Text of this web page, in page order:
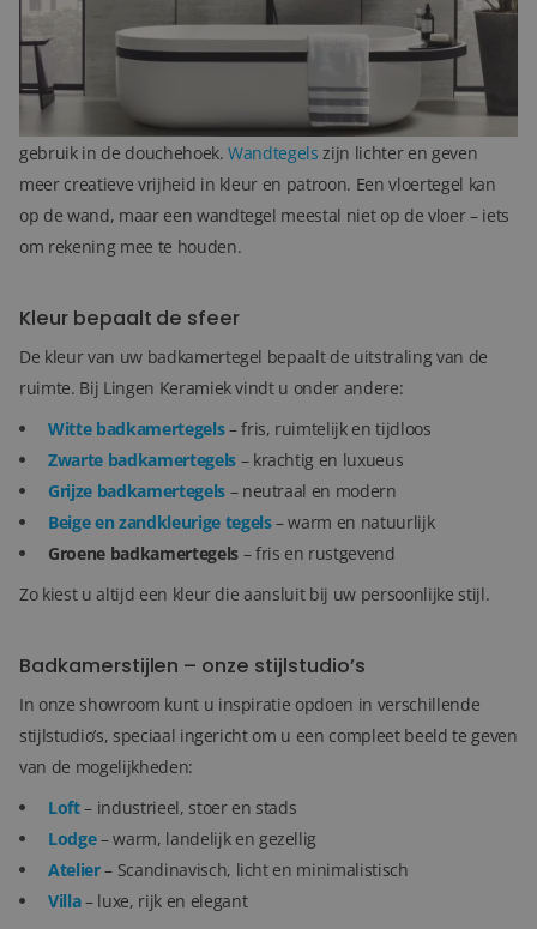
Wand- en vloertegels combineren
Een badkamertegel moet niet alleen mooi zijn, maar ook
Vloertegelszijn sterker en vaak slipvast, ideaal voor
gebruik in de douchehoek.Wandtegelszijn lichter en geven
meer creatieve vrijheid in kleur en patroon. Een vloertegel kan
op de wand, maar een wandtegel meestal niet op de vloer – iets
om rekening mee te houden.
Kleur bepaalt de sfeer
De kleur van uw badkamertegel bepaalt de uitstraling van de
ruimte. Bij Lingen Keramiek vindt u onder andere:
Witte badkamertegels– fris, ruimtelijk en tijdloos
Zwarte badkamertegels– krachtig en luxueus
Grijze badkamertegels– neutraal en modern
Beige en zandkleurige tegels– warm en natuurlijk
Groene badkamertegels– fris en rustgevend
Zo kiest u altijd een kleur die aansluit bij uw persoonlijke stijl.
Badkamerstijlen – onze stijlstudio’s
In onze showroom kunt u inspiratie opdoen in verschillende
stijlstudio’s, speciaal ingericht om u een compleet beeld te geven
van de mogelijkheden:
Loft– industrieel, stoer en stads
Lodge– warm, landelijk en gezellig
Atelier– Scandinavisch, licht en minimalistisch
Villa– luxe, rijk en elegant